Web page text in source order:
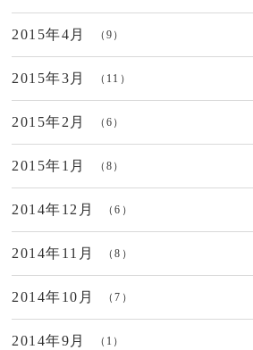
2015年4月 （9）
2015年3月 （11）
2015年2月 （6）
2015年1月 （8）
2014年12月 （6）
2014年11月 （8）
2014年10月 （7）
2014年9月 （1）